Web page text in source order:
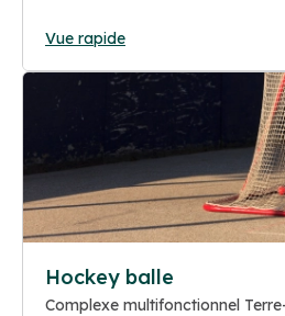
Vue rapide
Hockey balle
Complexe multifonctionnel